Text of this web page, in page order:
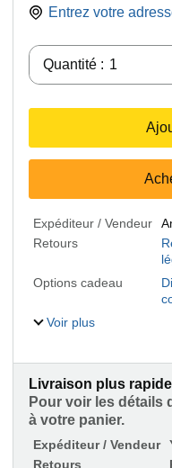
Entrez votre
Quantité : 1
Expéditeur / Vendeur
Retours
Options cadeau
Voir plus
Livraison plus rapide
Pour voir les détails
à votre panier.
Expéditeur / Vendeur
Retours